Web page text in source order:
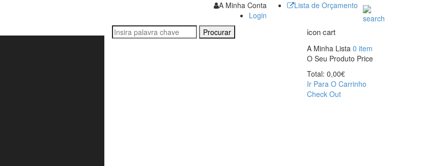
A Minha Conta
Login
Lista de Orçamento
Procurar icon cart
A Minha Lista 0 item
O Seu Produto Price
Total: 0,00€
Ir Para O Carrinho
Check Out